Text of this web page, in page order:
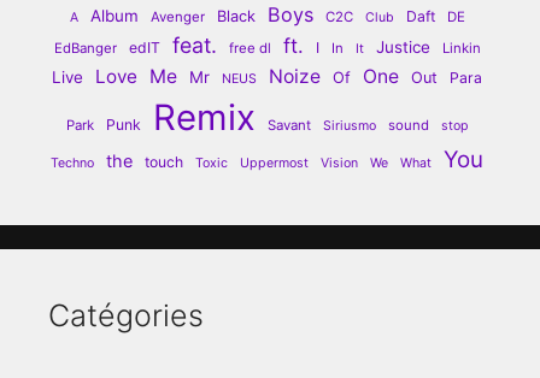
A Album Avenger Black Boys C2C Club Daft
DE
EdBanger
edIT feat. free dl ft. I In It Justice Linkin
Live Love Me Mr NEUS Noize Of One Out Para
Park Punk Remix Savant Siriusmo sound stop
Techno the touch Toxic Uppermost Vision We What You
Catégories